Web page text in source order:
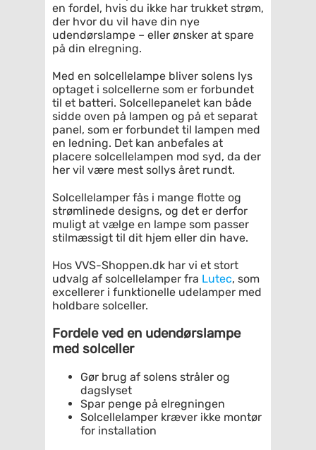
en fordel, hvis du ikke har trukket strøm,
der hvor du vil have din nye
udendørslampe – eller ønsker at spare
på din elregning.
Med en solcellelampe bliver solens lys
optaget i solcellerne som er forbundet
til et batteri. Solcellepanelet kan både
sidde oven på lampen og på et separat
panel, som er forbundet til lampen med
en ledning. Det kan anbefales at
placere solcellelampen mod syd, da der
her vil være mest sollys året rundt.
Solcellelamper fås i mange flotte og
strømlinede designs, og det er derfor
muligt at vælge en lampe som passer
stilmæssigt til dit hjem eller din have.
Hos VVS-Shoppen.dk har vi et stort
udvalg af solcellelamper fra Lutec, som
excellerer i funktionelle udelamper med
holdbare solceller.
Fordele ved en udendørslampe
med solceller
Gør brug af solens stråler og
dagslyset
Spar penge på elregningen
Solcellelamper kræver ikke montør
for installation